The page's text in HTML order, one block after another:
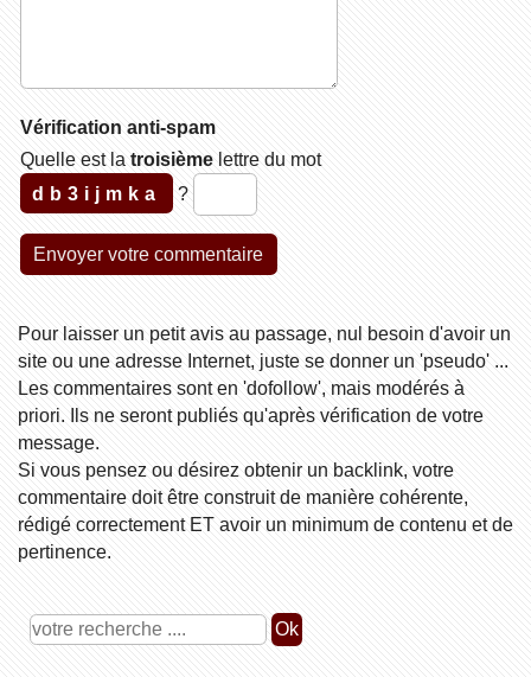
Vérification anti-spam
Quelle est la troisièmelettre du mot
db3ijmka
?
Pour laisser un petit avis au passage, nul besoin d'avoir un
site ou une adresse Internet, juste se donner un 'pseudo' ...
Les commentaires sont en 'dofollow', mais modérés à
priori. Ils ne seront publiés qu'après vérification de votre
message.
Si vous pensez ou désirez obtenir un backlink, votre
commentaire doit être construit de manière cohérente,
rédigé correctement ET avoir un minimum de contenu et de
pertinence.